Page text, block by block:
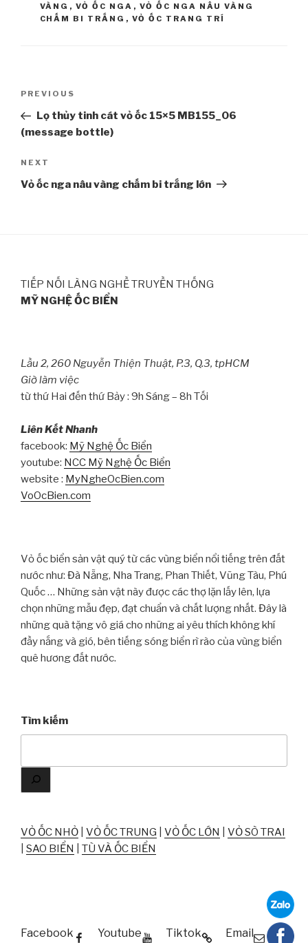
VÀNG , VỎ ỐC NGA , VỎ ỐC NGA NÂU VÀNG
CHẤM BI TRẮNG , VỎ ỐC TRANG TRÍ
Post
navigation
Previous
Post
PREVIOUS
Lọ thủy tinh cát vỏ ốc 15×5 MB155_06
(message bottle)
Next
Post
NEXT
Vỏ ốc nga nâu vàng chấm bi trắng lớn
TIẾP NỐI LÀNG NGHỀ TRUYỀN THỐNG
MỸ NGHỆ ỐC BIỂN
Lầu 2, 260 Nguyễn Thiện Thuật, P.3, Q.3, tpHCM
Giờ làm việc
từ thứ Hai đến thứ Bảy : 9h Sáng – 8h Tối
Liên Kết Nhanh
facebook: Mỹ Nghệ Ốc Biển
youtube: NCC Mỹ Nghệ Ốc Biển
website : MyNgheOcBien.com
VoOcBien.com
Vỏ ốc biển sản vật quý từ các vùng biển nổi tiếng trên đất
nước như: Đà Nẵng, Nha Trang, Phan Thiết, Vũng Tàu, Phú
Quốc … Những sản vật này được các thợ lặn lấy lên, lựa
chọn những mẫu đẹp, đạt chuẩn và chất lượng nhất. Đây là
những quà tặng vô giá cho những ai yêu thích không khí
đầy nắng và gió, bên tiếng sóng biển rì rào của vùng biển
quê hương đất nước.
Tìm kiếm
VỎ ỐC NHỎ VỎ ỐC TRUNG VỎ ỐC LỚN
VỎ SÒ TRAI
SAO BIỂN TÙ VÀ ỐC BIỂN
Facebook Youtube Tiktok Email